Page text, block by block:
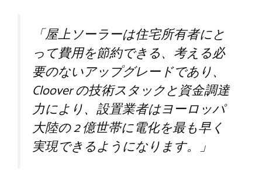
「屋上ソーラーは住宅所有者にと
って費用を節約できる、考える必
要のないアップグレードであり、
Cloover の技術スタックと資金調達
力により、設置業者はヨーロッパ
大陸の 2 億世帯に電化を最も早く
実現できるようになります。」